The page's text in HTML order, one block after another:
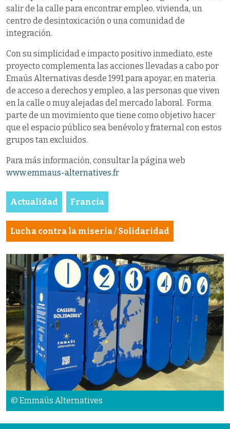
salir de la calle para encontrar empleo, vivienda, un
centro de desintoxicación o una comunidad de
integración.
Con su simplicidad e impacto positivo inmediato, este
proyecto complementa las acciones llevadas a cabo por
Emaús Alternativas desde 1991 para apoyar, en materia
de acceso a derechos y empleo, a las personas que viven
en la calle o muy alejadas del mercado laboral. Forma
parte de un movimiento que tiene como objetivo hacer
que el espacio público sea benévolo y fraternal con estos
grupos tan excluidos.
Para más información, consultar la página web
www.emmaus-alternatives.fr
Actualidad Francia
Lucha contra la miseria / Solidaridad
© Emmaüs Alternatives